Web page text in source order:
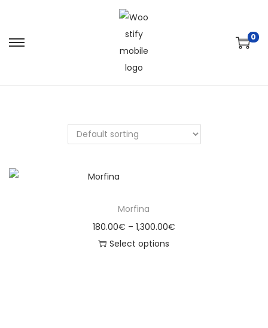
0
Morfina
180.00€ – 1,300.00€
Select options